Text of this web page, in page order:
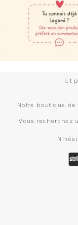
Et
Notre boutique
Vous recherchez